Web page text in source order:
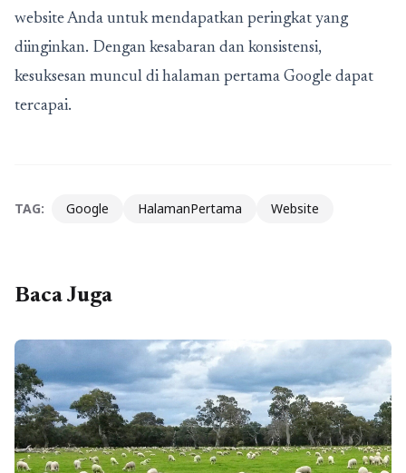
website Anda untuk mendapatkan peringkat yang
diinginkan. Dengan kesabaran dan konsistensi,
kesuksesan muncul di halaman pertama Google dapat
tercapai.
TAG: Google HalamanPertama Website
Baca Juga